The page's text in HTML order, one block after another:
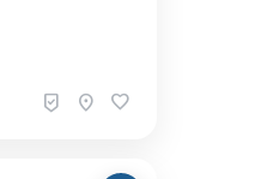
beenhere location_on favorite